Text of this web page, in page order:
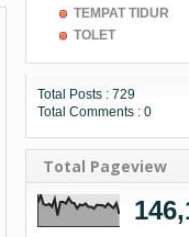
TEMPAT TIDUR
TOLET
Total Posts : 729
Total Comments : 0
Total Pageview